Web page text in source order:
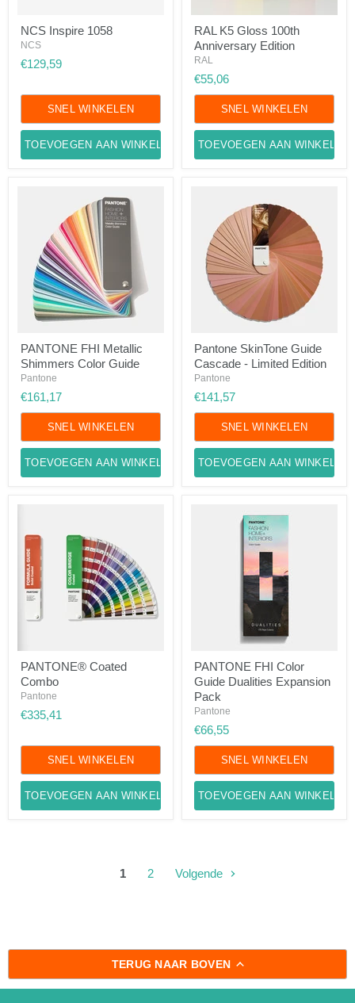
Inspire
1058
NCS Inspire 1058
NCS
€129,59
SNEL WINKELEN
TOEVOEGEN AAN WINKELWAGEN
K5
Gloss
100th
Edition
RAL K5 Gloss 100th
Anniversary Edition
RAL
€55,06
SNEL WINKELEN
TOEVOEGEN AAN
FHI
Metallic
Shimmers
Guide
PANTONE FHI Metallic
Shimmers Color Guide
Pantone
€161,17
SNEL WINKELEN
TOEVOEGEN AAN WINKELWAGEN
SkinTone
Guide
Cascade
Limited
Edition
Pantone SkinTone Guide
Cascade - Limited Edition
Pantone
€141,57
SNEL WINKELEN
TOEVOEGEN AAN
Coated
Combo
PANTONE® Coated
Combo
Pantone
€335,41
SNEL WINKELEN
TOEVOEGEN AAN WINKELWAGEN
FHI
Color
Guide
Dualities
Pack
PANTONE FHI Color
Guide Dualities Expansion
Pack
Pantone
€66,55
SNEL WINKELEN
TOEVOEGEN AAN
1 2 Volgende
TERUG NAAR BOVEN